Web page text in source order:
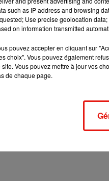
constrictor de 2,40 m, à un
provenance : soit l’animal
les eaux du Doubs. De
baignade, mais également
un boa mort de 2,40 m
5OXg9lqsh7
such as IP address and browsing
Use precise geolocation
on information transmitted
pouvez accepter en cliquant sur
choix". Vous pouvez également
site. Vous pouvez mettre à jour vos
de chaque page.